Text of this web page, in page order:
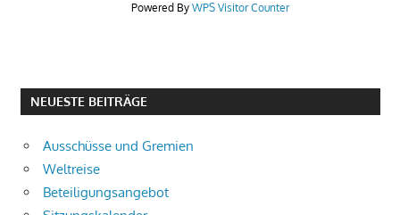
Powered By WPS Visitor Counter
NEUESTE BEITRÄGE
Ausschüsse und Gremien
Weltreise
Beteiligungsangebot